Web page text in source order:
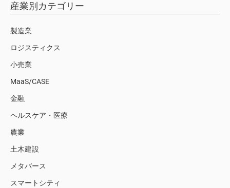
産業別カテゴリー
製造業
ロジスティクス
小売業
MaaS/CASE
金融
ヘルスケア・医療
農業
土木建設
メタバース
スマートシティ